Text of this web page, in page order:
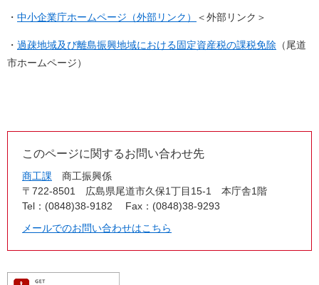
・ 中小企業庁ホームページ（外部リンク） ＜外部リンク＞
・ 過疎地域及び離島振興地域における固定資産税の課税免除 （尾道
市ホームページ）
このページに関するお問い合わせ先
商工課
商工振興係
〒722-8501
広島県尾道市久保1丁目15-1 本庁舎1階
Tel：(0848)38-9182
Fax：(0848)38-9293
メールでのお問い合わせはこちら